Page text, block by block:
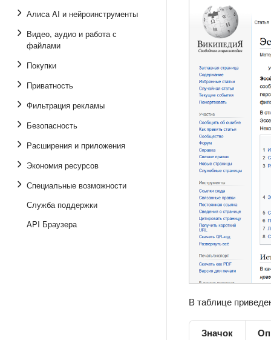
Алиса AI и нейроинструменты
Видео, аудио и работа с
файлами
Покупки
Приватность
Фильтрация рекламы
Безопасность
Расширения и приложения
Экономия ресурсов
Специальные возможности
Служба поддержки
API Браузера
В таблице
Значок